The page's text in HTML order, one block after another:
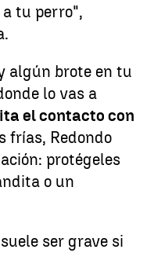
tu perro",
algún brote en tu
lo vas a
el contacto con
frías, Redondo
protégeles
o un
ser grave si